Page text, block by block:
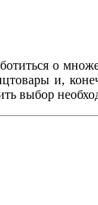
о
и,
выбор